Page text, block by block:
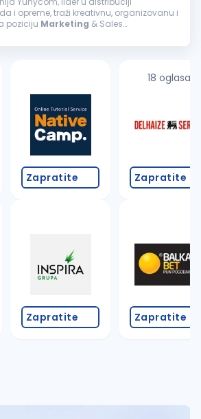
i opreme, traži kreativnu, organizovanu i
poziciju Marketing & Sales
Zapratite
Zapratite
18 oglasa
Zapratite
Zapratite